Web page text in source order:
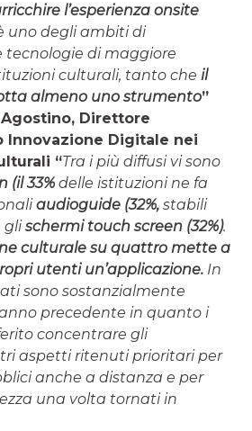
l’esperienza onsite
uno degli ambiti di
tecnologie di maggiore
culturali, tanto che il
almeno uno strumento”
Direttore
Innovazione Digitale nei
“Tra i più diffusi vi sono
(il 33% delle istituzioni ne fa
audioguide (32%, stabili
glischermi touch screen (32%).
culturale su quattro mette a
utenti un’applicazione. In
sono sostanzialmente
precedente in quanto i
concentrare gli
aspetti ritenuti prioritari per
anche a distanza e per
una volta tornati in